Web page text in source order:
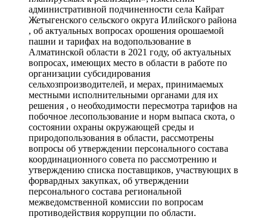
административной подчиненности села Кайрат
Жетыгенского сельского округа Илийского района
, об актуальных вопросах орошения орошаемой
пашни и тарифах на водопользование в
Алматинской области в 2021 году, об актуальных
вопросах, имеющих место в области в работе по
организации субсидирования
сельхозпроизводителей, и мерах, принимаемых
местными исполнительными органами для их
решения , о необходимости пересмотра тарифов на
побочное лесопользование и норм выпаса скота, о
состоянии охраны окружающей среды и
природопользования в области, рассмотрены
вопросы об утверждении персонального состава
координационного совета по рассмотрению и
утверждению списка поставщиков, участвующих в
форвардных закупках, об утверждении
персонального состава региональной
межведомственной комиссии по вопросам
противодействия коррупции по области.